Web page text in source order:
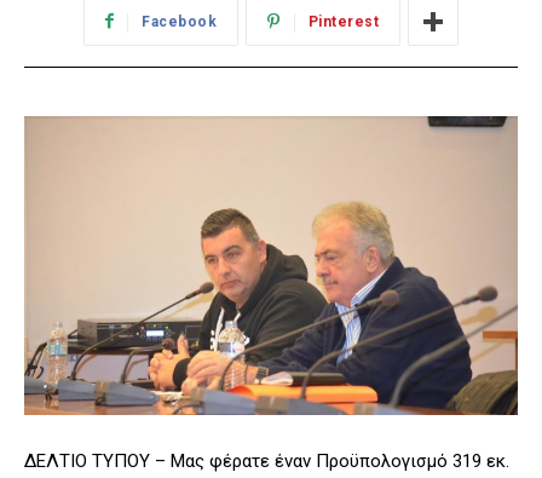
Facebook Pinterest
ΔΕΛΤΙΟ ΤΥΠΟΥ – Μας φέρατε έναν Προϋπολογισμό 319 εκ.